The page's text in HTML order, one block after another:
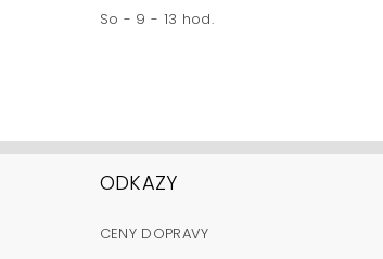
So - 9 - 13 hod.
ODKAZY
CENY DOPRAVY